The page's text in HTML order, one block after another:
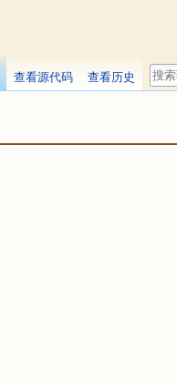
查看源代码 查看历史
搜
索